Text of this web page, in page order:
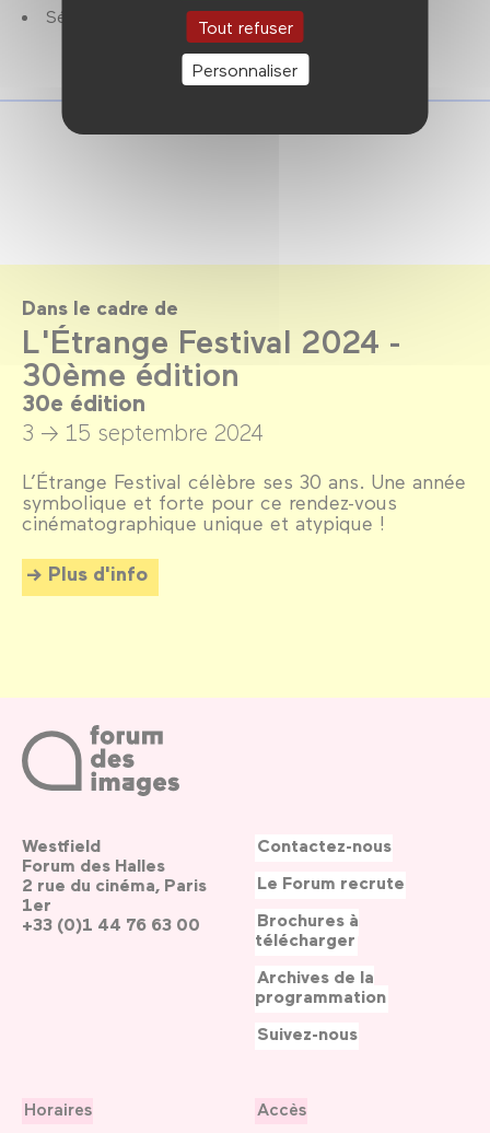
Tout refuser
Personnaliser
Séance présentée par Flying Lotus.
Dans le cadre de
L'Étrange Festival 2024 -
30ème édition
30e édition
3 → 15 septembre 2024
L’Étrange Festival célèbre ses 30 ans. Une année
symbolique et forte pour ce rendez-vous
cinématographique unique et atypique !
Plus d'info
Westfield
Forum des Halles
2 rue du cinéma, Paris
1er
+33 (0)1 44 76 63 00
Horaires
Accès
Contactez-nous
Le Forum recrute
Brochures à
télécharger
Archives de la
programmation
Suivez-nous